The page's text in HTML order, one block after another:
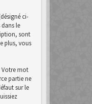
ci-
le
sont
plus, vous
Votre mot
partie ne
sur le